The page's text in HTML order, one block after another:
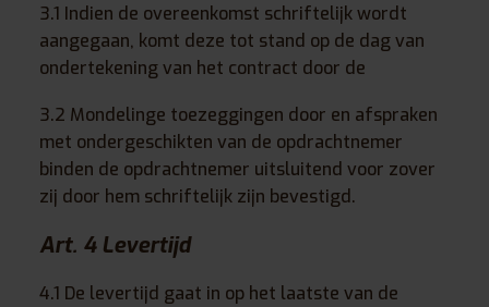
3.1 Indien de overeenkomst schriftelijk wordt
aangegaan, komt deze tot stand op de dag van
ondertekening van het contract door de
3.2 Mondelinge toezeggingen door en afspraken
met ondergeschikten van de opdrachtnemer
binden de opdrachtnemer uitsluitend voor zover
zij door hem schriftelijk zijn bevestigd.
Art. 4 Levertijd
4.1 De levertijd gaat in op het laatste van de